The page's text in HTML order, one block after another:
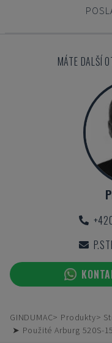
MÁTE DALŠÍ
GINDUMAC Produkty
➤ Použité Arburg 520S-